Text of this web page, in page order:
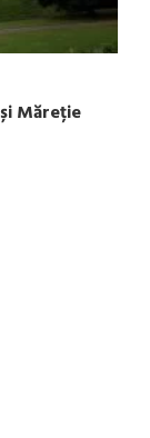
Măreție